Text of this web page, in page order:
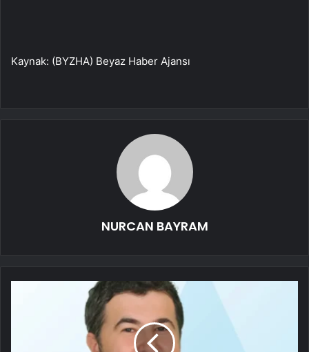
Kaynak: (BYZHA) Beyaz Haber Ajansı
NURCAN BAYRAM